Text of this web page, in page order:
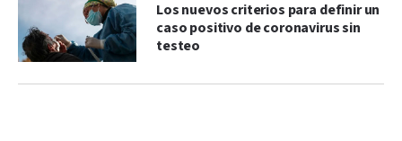
Los nuevos criterios para definir un
caso positivo de coronavirus sin
testeo